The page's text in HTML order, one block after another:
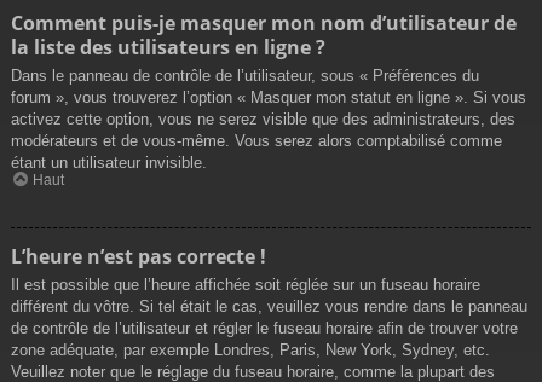
Comment puis-je masquer mon nom d’utilisateur de
la liste des utilisateurs en ligne ?
Dans le panneau de contrôle de l’utilisateur, sous « Préférences du
forum », vous trouverez l’option « Masquer mon statut en ligne ». Si vous
activez cette option, vous ne serez visible que des administrateurs, des
modérateurs et de vous-même. Vous serez alors comptabilisé comme
étant un utilisateur invisible.
Haut
L’heure n’est pas correcte !
Il est possible que l’heure affichée soit réglée sur un fuseau horaire
différent du vôtre. Si tel était le cas, veuillez vous rendre dans le panneau
de contrôle de l’utilisateur et régler le fuseau horaire afin de trouver votre
zone adéquate, par exemple Londres, Paris, New York, Sydney, etc.
Veuillez noter que le réglage du fuseau horaire, comme la plupart des